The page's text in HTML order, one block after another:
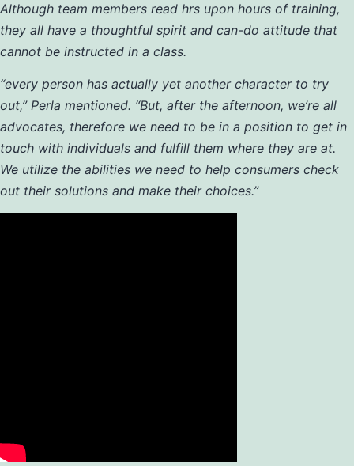
Although team members read hrs upon hours of training,
they all have a thoughtful spirit and can-do attitude that
cannot be instructed in a class.
“every person has actually yet another character to try
out,” Perla mentioned. “But, after the afternoon, we’re all
advocates, therefore we need to be in a position to get in
touch with individuals and fulfill them where they are at.
We utilize the abilities we need to help consumers check
out their solutions and make their choices.”